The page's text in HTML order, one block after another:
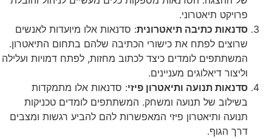
פרויקט תיאטרוני.
סדנאות כתיבה תיאטרונית: סדנאות אלו מיועדות לאנשים
שרוצים לפתח את כישורי הכתיבה שלהם בתחום התיאטרון.
המשתתפים לומדים כיצד לכתוב מחזות, לפתח דמויות ועלילה
וליצור דיאלוגים מעניינים.
סדנאות תנועה ותיאטרון פיזי: סדנאות אלו מתמקדות
בשילוב של תנועה ומשחק. המשתתפים לומדים טכניקות
תנועה ותיאטרון פיזי המאפשרות להם להביע רגשות ומצבים
דרך הגוף.